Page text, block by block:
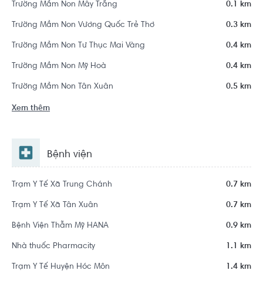
Trường Mầm Non Mây Trắng 0.1 km
Trường Mầm Non Vương Quốc Trẻ Thơ 0.3 km
Trường Mầm Non Tư Thục Mai Vàng 0.4 km
Trường Mầm Non Mỹ Hoà 0.4 km
Trường Mầm Non Tân Xuân 0.5 km
Xem thêm
Bệnh viện
Trạm Y Tế Xã Trung Chánh 0.7 km
Trạm Y Tế Xã Tân Xuân 0.7 km
Bệnh Viện Thẫm Mỹ HANA 0.9 km
Nhà thuốc Pharmacity 1.1 km
Trạm Y Tế Huyện Hóc Môn 1.4 km